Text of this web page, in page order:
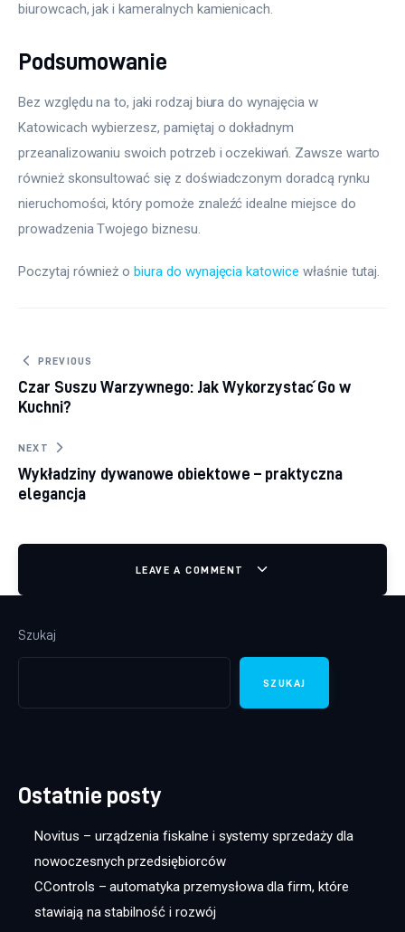
biurowcach, jak i kameralnych kamienicach.
Podsumowanie
Bez względu na to, jaki rodzaj biura do wynajęcia w
Katowicach wybierzesz, pamiętaj o dokładnym
przeanalizowaniu swoich potrzeb i oczekiwań. Zawsze warto
również skonsultować się z doświadczonym doradcą rynku
nieruchomości, który pomoże znaleźć idealne miejsce do
prowadzenia Twojego biznesu.
Poczytaj również o biura do wynajęcia katowice właśnie tutaj.
Nawigacja wpisu
PREVIOUS
Czar Suszu Warzywnego: Jak Wykorzystać Go w
Kuchni?
NEXT
Wykładziny dywanowe obiektowe – praktyczna
elegancja
LEAVE A COMMENT
Szukaj
SZUKAJ
Ostatnie posty
Novitus – urządzenia fiskalne i systemy sprzedaży dla
nowoczesnych przedsiębiorców
CControls – automatyka przemysłowa dla firm, które
stawiają na stabilność i rozwój